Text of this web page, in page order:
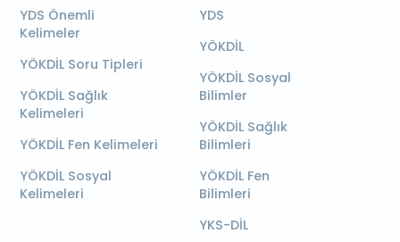
YDS Önemli
Kelimeler
YÖKDİL Soru Tipleri
YÖKDİL Sağlık
Kelimeleri
YÖKDİL Fen Kelimeleri
YÖKDİL Sosyal
Kelimeleri
YDS
YÖKDİL
YÖKDİL Sosyal
Bilimler
YÖKDİL Sağlık
Bilimleri
YÖKDİL Fen
Bilimleri
YKS-DİL